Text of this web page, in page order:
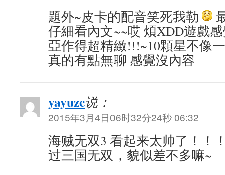
題外~皮卡的配音笑死我勒
仔細看內文~~哎 煩XDD遊戲
亞作得超精緻!!!~10顆星不像
真的有點無聊 感覺沒內容
yayuzc说：
2015年3月4日06时32分24秒 06:32
海贼无双3 看起来太帅了！！
过三国无双，貌似差不多嘛~